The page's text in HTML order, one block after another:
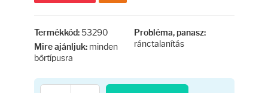
Termékkód:53290
Mire ajánljuk:minden
bőrtípusra
Probléma, panasz:
ránctalanítás
Hajhullás kezelése
Testápolás
Testápolók